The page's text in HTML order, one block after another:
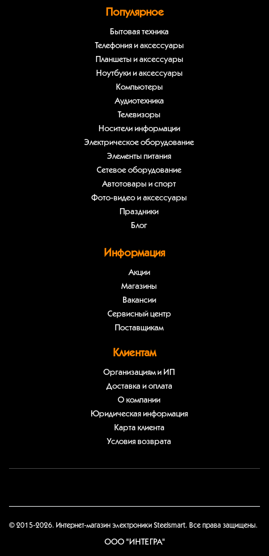
Популярное
Бытовая техника
Телефония и аксессуары
Планшеты и аксессуары
Ноутбуки и аксессуары
Компьютеры
Аудиотехника
Телевизоры
Носители информации
Электрическое оборудование
Элементы питания
Сетевое оборудование
Автотовары и спорт
Фото-видео и аксессуары
Праздники
Блог
Информация
Акции
Магазины
Вакансии
Сервисный центр
Поставщикам
Клиентам
Организациям и ИП
Доставка и оплата
О компании
Юридическая информация
Карта клиента
Условия возврата
© 2015-2026. Интернет-магазин электроники Steelsmart. Все права защищены.
ООО "ИНТЕГРА"